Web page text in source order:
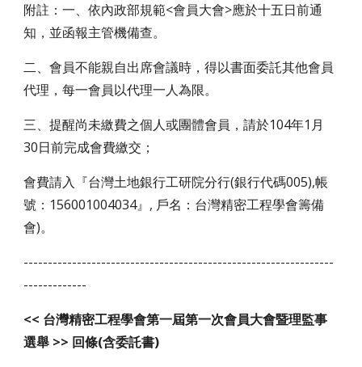
附註：一、依內政部規範<會員大會>應於十五日前通
知，並函報主管機備查。
二、會員不能親自出席會議時，得以書面委託其他會員
代理，每一會員以代理一人為限。
三、提醒尚未繳費之個人或團體會員，請於104年1月
30日前完成會費繳交；
會費請入『台灣土地銀行工研院分行(銀行代碼005),帳
號：156001004034』, 戶名：台灣精密工程學會籌備
會)。
----------------------------------------------------------------
-------------
<< 台灣精密工程學會第一屆第一次會員大會暨理監事
選舉 >> 回條(含委託書)